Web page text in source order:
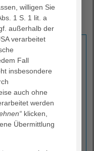
und
auf eine
Funktionalität, d.
älterer
Abteilung
chronischen
von akuten
willigen Sie
1 S. 1 lit. a
außerhalb der
verarbeitet
Fall
insbesondere
auch ohne
werden
klicken,
Übermittlung